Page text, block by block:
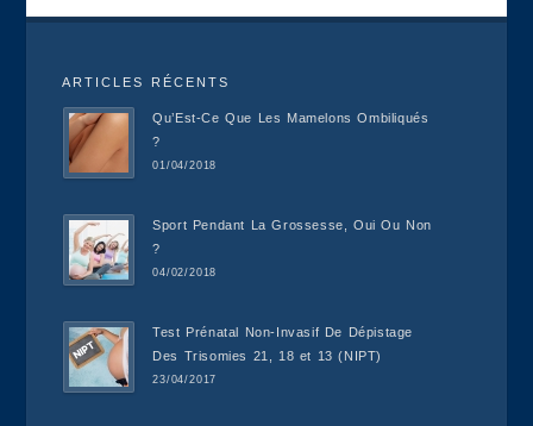
ARTICLES RÉCENTS
Qu’Est-Ce Que Les Mamelons Ombiliqués
?
01/04/2018
Sport Pendant La Grossesse, Oui Ou Non
?
04/02/2018
Test Prénatal Non-Invasif De Dépistage
Des Trisomies 21, 18 et 13 (NIPT)
23/04/2017